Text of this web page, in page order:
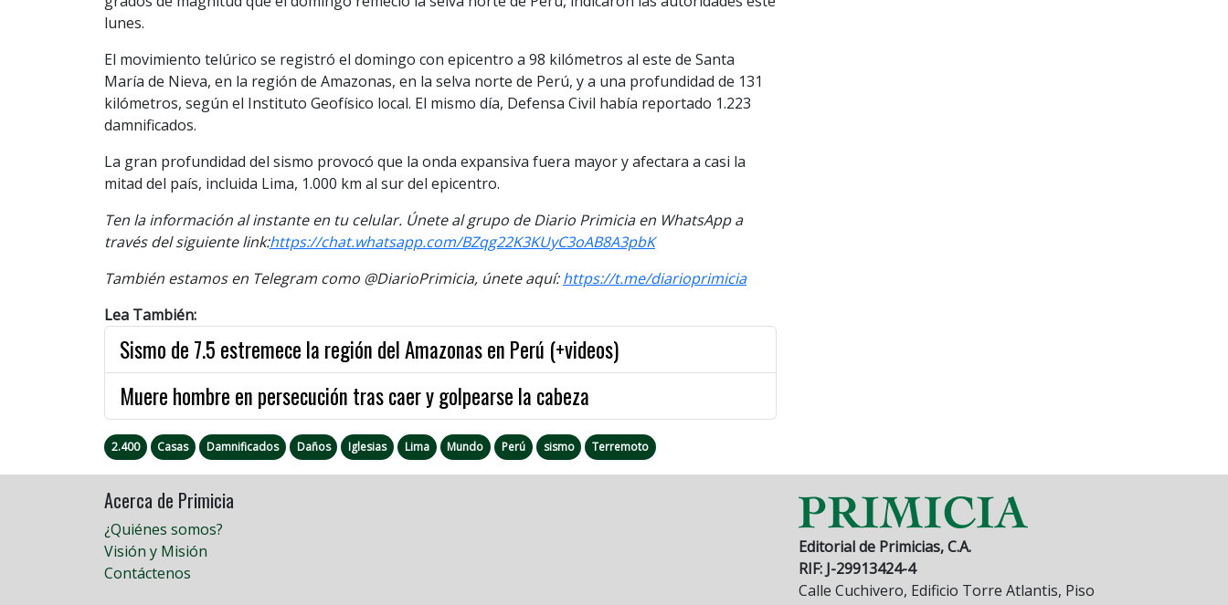
lunes.
El movimiento telúrico se registró el domingo con epicentro a 98 kilómetros al este de Santa
María de Nieva, en la región de Amazonas, en la selva norte de Perú, y a una profundidad de 131
kilómetros, según el Instituto Geofísico local. El mismo día, Defensa Civil había reportado 1.223
damnificados.
La gran profundidad del sismo provocó que la onda expansiva fuera mayor y afectara a casi la
mitad del país, incluida Lima, 1.000 km al sur del epicentro.
Ten la información al instante en tu celular. Únete al grupo de Diario Primicia en WhatsApp a
través del siguiente link:https://chat.whatsapp.com/BZqg22K3KUyC3oAB8A3pbK
También estamos en Telegram como @DiarioPrimicia, únete aquí:https://t.me/diarioprimicia
Lea También:
Sismo de 7.5 estremece la región del Amazonas en Perú (+videos)
Muere hombre en persecución tras caer y golpearse la cabeza
2.400 Casas Damnificados Daños Iglesias Lima Mundo Perú sismo Terremoto
Acerca de Primicia
¿Quiénes somos?
Visión y Misión
Contáctenos
Editorial de Primicias, C.A.
RIF: J-29913424-4
Calle Cuchivero, Edificio Torre Atlantis, Piso